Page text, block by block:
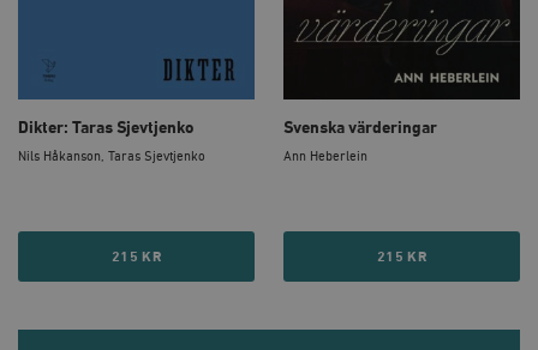
Dikter: Taras Sjevtjenko
Nils Håkanson, Taras Sjevtjenko
215 KR
Svenska värderingar
Ann Heberlein
215 KR